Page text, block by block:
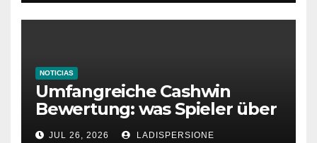
NOTICIAS
Umfangreiche Cashwin
Bewertung: was Spieler über
dieses Casino denken
JUL 26, 2026 LADISPERSIONE